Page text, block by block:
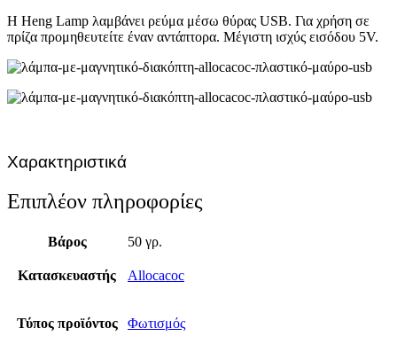
Η Heng Lamp λαμβάνει ρεύμα μέσω θύρας USB. Για χρήση σε
πρίζα προμηθευτείτε έναν αντάπτορα. Μέγιστη ισχύς εισόδου 5V.
Χαρακτηριστικά
Επιπλέον πληροφορίες
Βάρος 50 γρ.
Κατασκευαστής Allocacoc
Τύπος προϊόντος Φωτισμός